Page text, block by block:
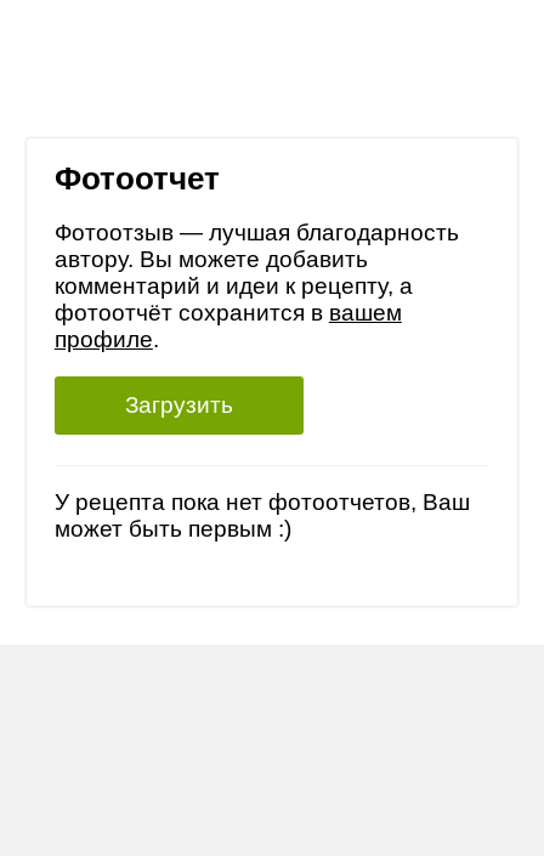
Фотоотчет
Фотоотзыв — лучшая благодарность
автору. Вы можете добавить
комментарий и идеи к рецепту, а
фотоотчёт сохранится в вашем
профиле.
Загрузить
У рецепта пока нет фотоотчетов, Ваш
может быть первым :)